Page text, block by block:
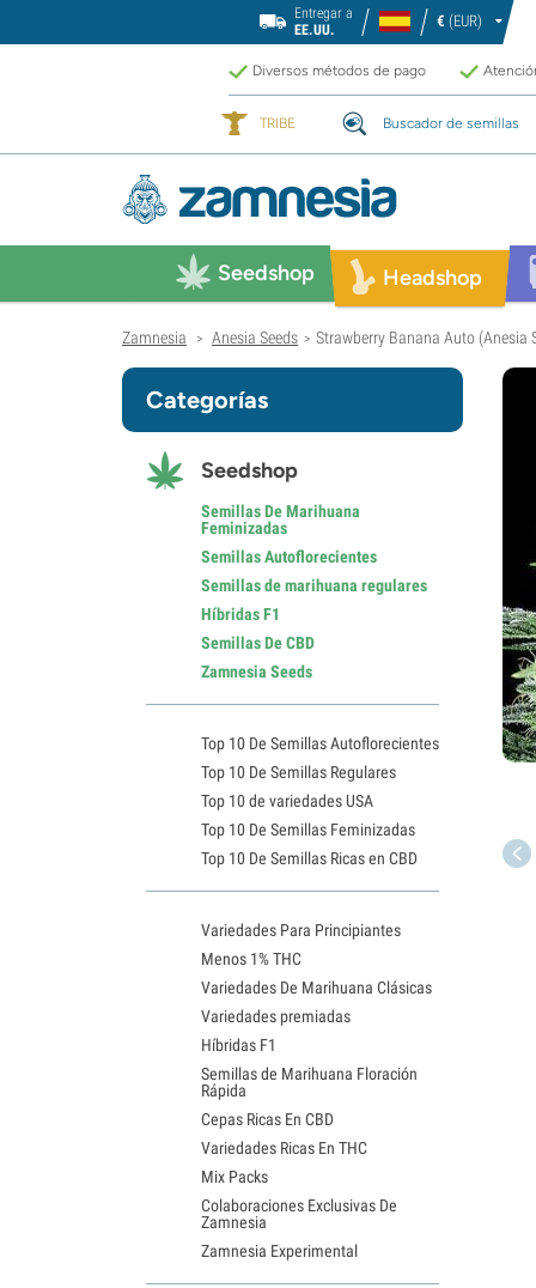
Entregar a
EE.UU.
€ (EUR)
Diversos métodos de pago
TRIBE Buscador de semillas
Seedshop Headshop
Zamnesia > Anesia Seeds > Strawberry Banana Auto (Anesia
Categorías
Seedshop
Semillas De Marihuana
Feminizadas
Semillas Autoflorecientes
Semillas de marihuana regulares
Híbridas F1
Semillas De CBD
Zamnesia Seeds
Top 10 De Semillas Autoflorecientes
Top 10 De Semillas Regulares
Top 10 de variedades USA
Top 10 De Semillas Feminizadas
Top 10 De Semillas Ricas en CBD
Variedades Para Principiantes
Menos 1% THC
Variedades De Marihuana Clásicas
Variedades premiadas
Híbridas F1
Semillas de Marihuana Floración
Rápida
Cepas Ricas En CBD
Variedades Ricas En THC
Mix Packs
Colaboraciones Exclusivas De
Zamnesia
Zamnesia Experimental